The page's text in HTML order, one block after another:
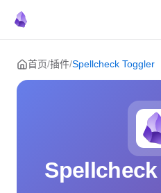
Skip to content
首页/插件/Spellcheck Toggler